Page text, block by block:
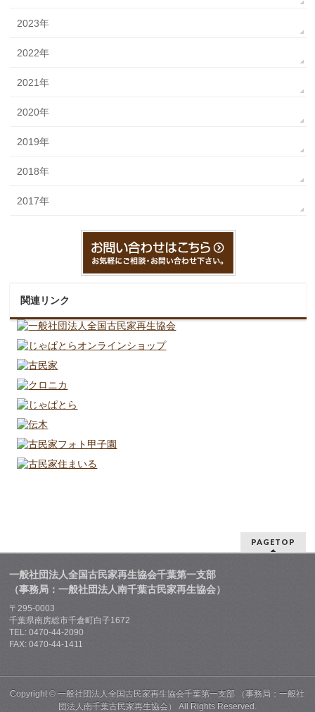
2023年
2022年
2021年
2020年
2019年
2018年
2017年
関連リンク
PAGETOP
一般社団法人全国古民家再生協会千葉第一支部
（事務局：一般社団法人南千葉古民家再生協会）
〒295-0003
千葉県南房総市千倉町白子1672
TEL: 0470-44-2090
FAX: 0470-44-1411
Copyright ©一般社団法人全国古民家再生協会千葉第一支部 （事務局：一般社
団法人南千葉古民家再生協会）
All Rights Reserved.